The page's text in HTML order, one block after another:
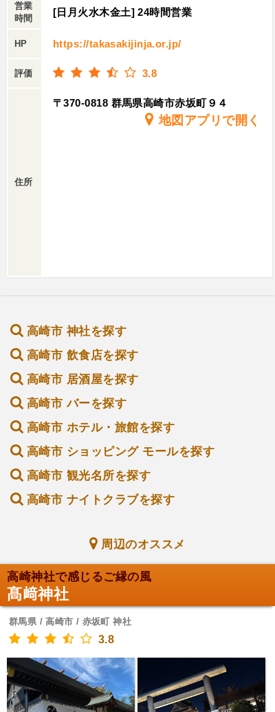
営業
時間
[日月火水木金土] 24時間営業
HP https://takasakijinja.or.jp/
評価 3.8
住所
〒370-0818 群馬県高崎市赤坂町９４
地図アプリで開く
高崎市 神社を探す
高崎市 飲食店を探す
高崎市 居酒屋を探す
高崎市 バーを探す
高崎市 ホテル・旅館を探す
高崎市 ショッピング モールを探す
高崎市 観光名所を探す
高崎市 ナイトクラブを探す
周辺のオススメ
高崎神社で感じるご縁の風
髙﨑神社
群馬県 / 高崎市 / 赤坂町 神社
3.8